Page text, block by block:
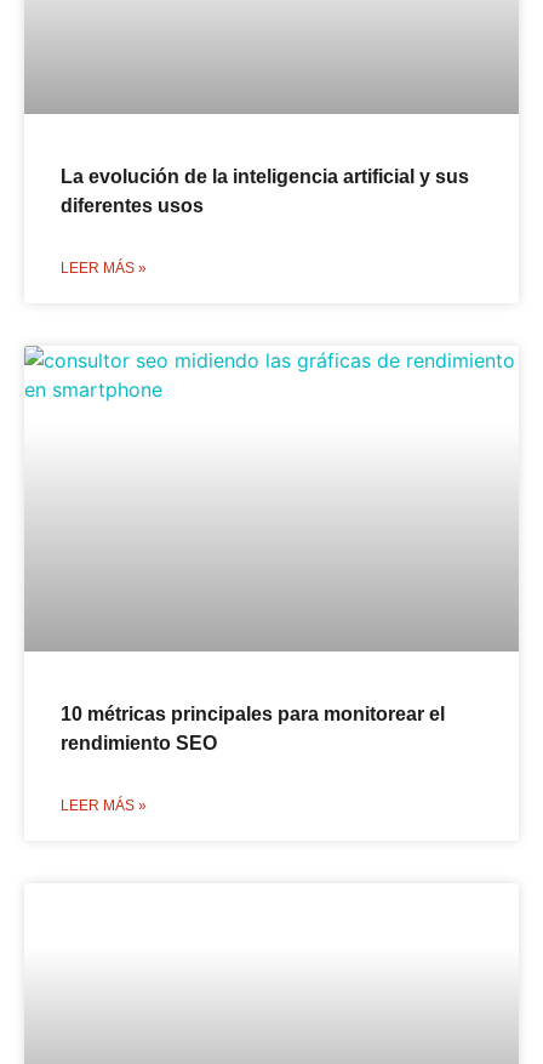
La evolución de la inteligencia artificial y sus
diferentes usos
LEER MÁS »
10 métricas principales para monitorear el
rendimiento SEO
LEER MÁS »